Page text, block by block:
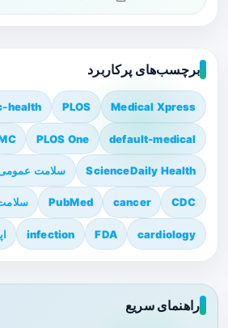
برچسب‌های پرکاربرد
Medical Xpress
PLOS
health
default-medical
PLOS One
ScienceDaily Health سلامت
CDC
cancer
PubMed
cardiology
FDA
infection
راهنمای سریع